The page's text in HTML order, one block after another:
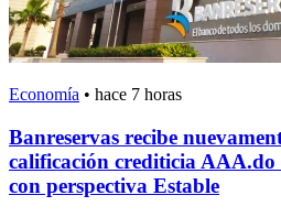
Economía • hace 7 horas
Banreservas recibe
calificación crediticia AAA.do
con perspectiva Estable